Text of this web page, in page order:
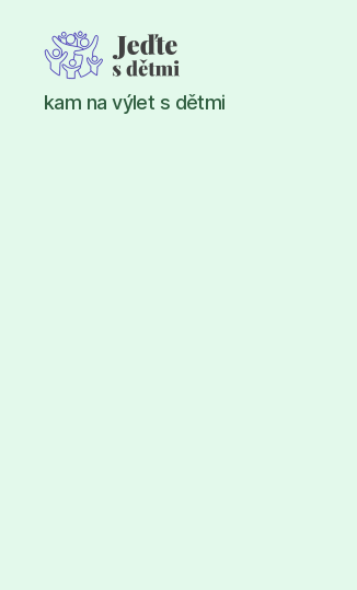
Jeďte
s
kam na výlet s dětmi